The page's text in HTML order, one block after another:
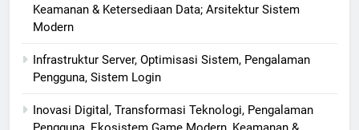
Keamanan & Ketersediaan Data; Arsitektur Sistem
Modern
Infrastruktur Server, Optimisasi Sistem, Pengalaman
Pengguna, Sistem Login
Inovasi Digital, Transformasi Teknologi, Pengalaman